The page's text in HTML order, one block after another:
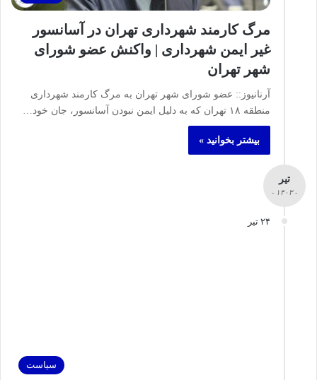
مرگ کارمند شهرداری تهران در آسانسور
غیر ایمن شهرداری | واکنش عضو شورای
شهر تهران
آرنانیوز:: عضو شورای شهر تهران به مرگ کارمند شهرداری
منطقه ۱۸ تهران که به دلیل ایمن نبودن آسانسور، جان خود…
بیشتر بخوانید »
تیر
- ۱۴۰۳ -
۲۴ تیر
سیاست